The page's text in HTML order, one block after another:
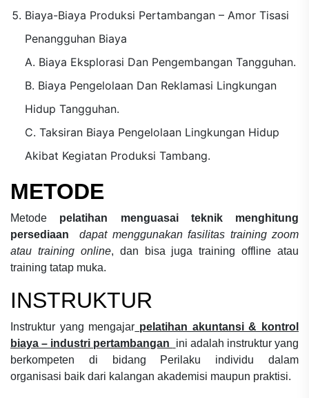
Biaya-Biaya Produksi Pertambangan – Amor Tisasi
Penangguhan Biaya
A. Biaya Eksplorasi Dan Pengembangan Tangguhan.
B. Biaya Pengelolaan Dan Reklamasi Lingkungan
Hidup Tangguhan.
C. Taksiran Biaya Pengelolaan Lingkungan Hidup
Akibat Kegiatan Produksi Tambang.
METODE
Metode pelatihan menguasai teknik menghitung
persediaan
dapat menggunakan fasilitas training zoom
atau training online, dan bisa juga training offline atau
training tatap muka.
INSTRUKTUR
Instruktur yang mengajar pelatihan akuntansi & kontrol
biaya – industri pertambangan
ini adalah instruktur yang
berkompeten di bidang Perilaku individu dalam
organisasi baik dari kalangan akademisi maupun praktisi.